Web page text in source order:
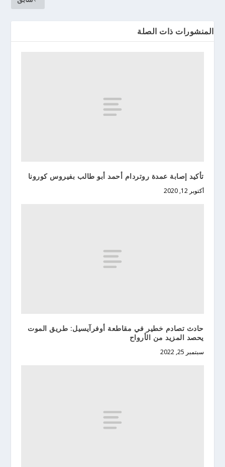
المنشورات ذات الصلة
تأكيد إصابة عمدة روتردام أحمد أبو طالب بفيروس كورونا
أكتوبر 12, 2020
حادث تصادم خطير في مقاطعة أوفرآيسيل: طريق الموت
يحصد المزيد من الأرواح
سبتمبر 25, 2022